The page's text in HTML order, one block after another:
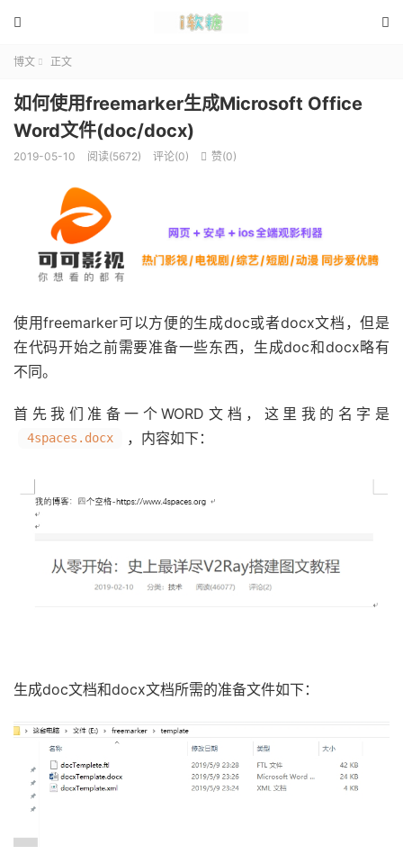


博文  正文
如何使用freemarker生成Microsoft Office
Word文件(doc/docx)
2019-05-10 阅读(5672) 评论(0)  赞(0)
使用freemarker可以方便的生成doc或者docx文档，但是
在代码开始之前需要准备一些东西，生成doc和docx略有
不同。
首先我们准备一个WORD文档，这里我的名字是
4spaces.docx ，内容如下：
生成doc文档和docx文档所需的准备文件如下：